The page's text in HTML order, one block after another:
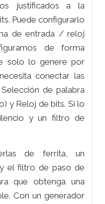
justificados a la
Puede configurarlo
de entrada / reloj
de forma
solo lo genere por
conectar las
de palabra
y Reloj de bits. Si lo
y un filtro de
de ferrita, un
el filtro de paso de
que obtenga una
Con un generador